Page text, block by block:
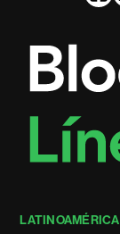
LATINOAMÉRICA